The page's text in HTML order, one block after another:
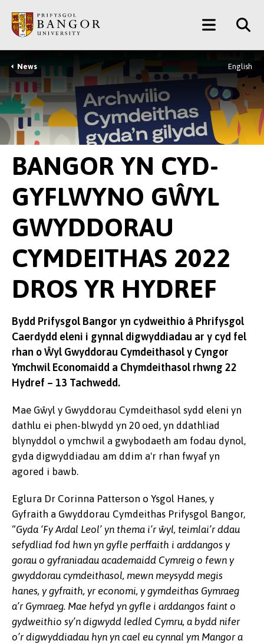
Prif
Gynnwys
Main
Menu
Breadcrumb
News English
BANGOR YN CYD-
GYFLWYNO GŴYL
GWYDDORAU
CYMDEITHAS 2022
DROS YR HYDREF
Bydd Prifysgol Bangor yn cydweithio â Phrifysgol
Caerdydd eleni i gynnal digwyddiadau ar y cyd fel
rhan o Ŵyl Gwyddorau Cymdeithasol y Cyngor
Ymchwil Economaidd a Chymdeithasol rhwng 22
Hydref – 13 Tachwedd.
Mae Gŵyl y Gwyddorau Cymdeithasol sydd eleni yn
dathlu ei phen-blwydd yn 20 oed, yn ddathliad
blynyddol o ymchwil a gwybodaeth am fodau dynol,
gyda digwyddiadau am ddim a'r rhan fwyaf yn
agored i bawb.
Eglura Dr Corinna Patterson o Ysgol Hanes, y
Gyfraith a Gwyddorau Cymdeithas Prifysgol Bangor,
“Gyda ‘Fy Ardal Leol’ yn thema i’r ŵyl, teimlai’r ddau
sefydliad fod hwn yn gyfle perffaith i arddangos y
gorau o gyfraniadau academaidd Cymreig o fewn y
gwyddorau cymdeithasol, mewn meysydd megis
hanes, y gyfraith, yr economi, y gymdeithas Gymraeg
a’r Gymraeg. Mae hefyd yn gyfle i arddangos faint o
gydweithio sy’n digwydd ledled Cymru, a bydd nifer
o’r digwyddiadau hyn yn cael eu cynnal ym Mangor a